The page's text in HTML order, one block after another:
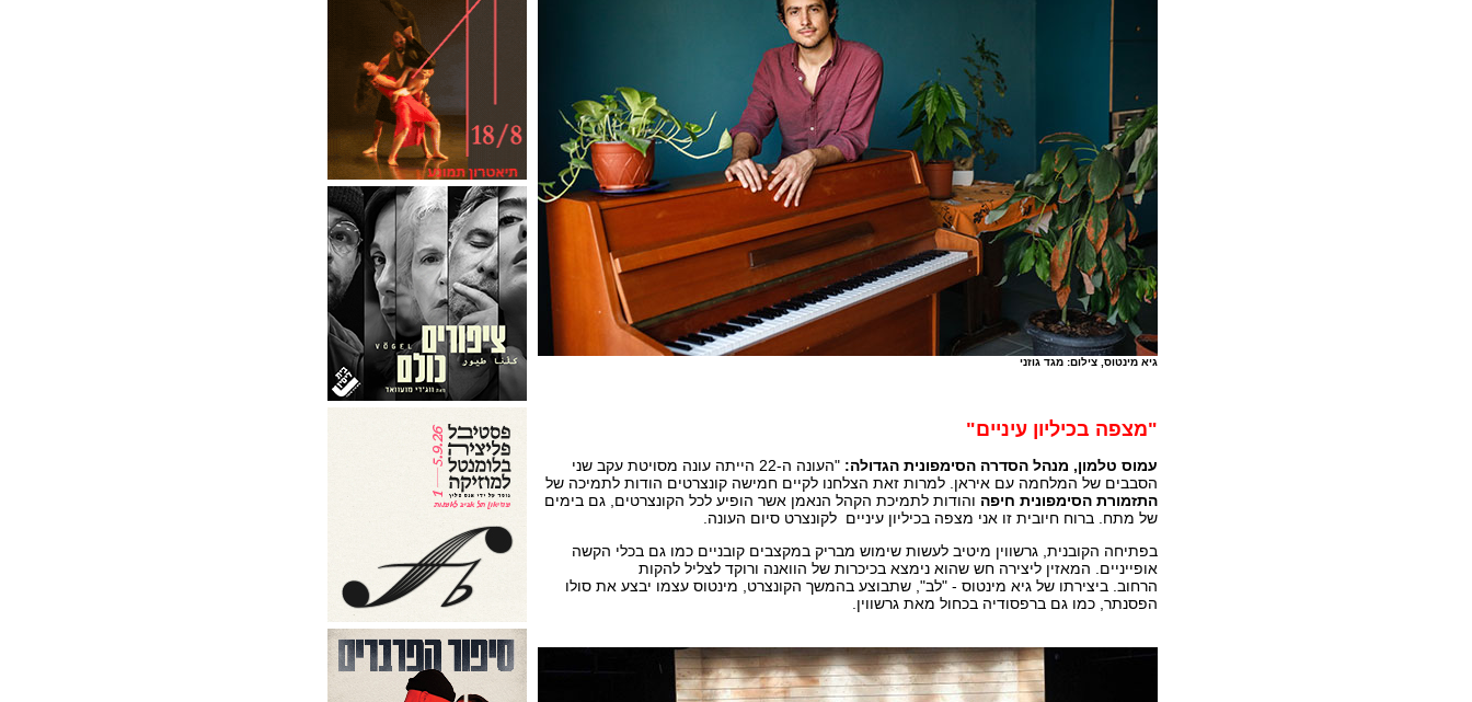
גיא מינטוס, צילום: מגד גוזני
"מצפה בכיליון עיניים"
עמוס טלמון, מנהל הסדרה הסימפונית הגדולה:
"העונה ה-22 הייתה עונה מסויטת עקב שני
הסבבים של המלחמה עם איראן. למרות זאת הצלחנו לקיים חמישה קונצרטים הודות לתמיכה של
התזמורת הסימפונית חיפה והודות לתמיכת הקהל הנאמן אשר הופיע לכל הקונצרטים, גם בימים
של מתח. ברוח חיובית זו אני מצפה בכיליון עיניים לקונצרט סיום העונה.
בפתיחה הקובנית, גרשווין מיטיב לעשות שימוש מבריק במקצבים קובניים כמו גם בכלי הקשה
אופייניים. המאזין ליצירה חש שהוא נימצא בכיכרות של הוואנה ורוקד לצליל להקות
הרחוב. ביצירתו של גיא מינטוס - "לב", שתבוצע בהמשך הקונצרט, מינטוס עצמו יבצע את סולו
הפסנתר, כמו גם ברפסודיה בכחול מאת גרשווין.